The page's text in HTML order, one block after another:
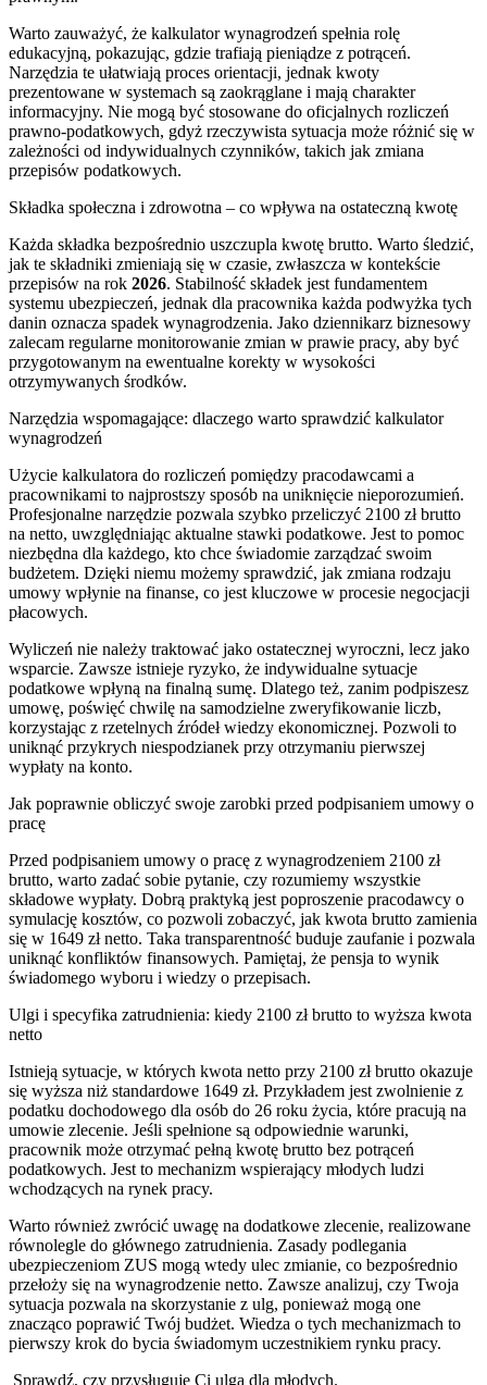
Warto zauważyć, że kalkulator wynagrodzeń spełnia rolę
edukacyjną, pokazując, gdzie trafiają pieniądze z potrąceń.
Narzędzia te ułatwiają proces orientacji, jednak kwoty
prezentowane w systemach są zaokrąglane i mają charakter
informacyjny. Nie mogą być stosowane do oficjalnych rozliczeń
prawno-podatkowych, gdyż rzeczywista sytuacja może różnić się w
zależności od indywidualnych czynników, takich jak zmiana
przepisów podatkowych.
Składka społeczna i zdrowotna – co wpływa na ostateczną kwotę
Każda składka bezpośrednio uszczupla kwotę brutto. Warto śledzić,
jak te składniki zmieniają się w czasie, zwłaszcza w kontekście
przepisów na rok 2026. Stabilność składek jest fundamentem
systemu ubezpieczeń, jednak dla pracownika każda podwyżka tych
danin oznacza spadek wynagrodzenia. Jako dziennikarz biznesowy
zalecam regularne monitorowanie zmian w prawie pracy, aby być
przygotowanym na ewentualne korekty w wysokości
otrzymywanych środków.
Narzędzia wspomagające: dlaczego warto sprawdzić kalkulator
wynagrodzeń
Użycie kalkulatora do rozliczeń pomiędzy pracodawcami a
pracownikami to najprostszy sposób na uniknięcie nieporozumień.
Profesjonalne narzędzie pozwala szybko przeliczyć 2100 zł brutto
na netto, uwzględniając aktualne stawki podatkowe. Jest to pomoc
niezbędna dla każdego, kto chce świadomie zarządzać swoim
budżetem. Dzięki niemu możemy sprawdzić, jak zmiana rodzaju
umowy wpłynie na finanse, co jest kluczowe w procesie negocjacji
płacowych.
Wyliczeń nie należy traktować jako ostatecznej wyroczni, lecz jako
wsparcie. Zawsze istnieje ryzyko, że indywidualne sytuacje
podatkowe wpłyną na finalną sumę. Dlatego też, zanim podpiszesz
umowę, poświęć chwilę na samodzielne zweryfikowanie liczb,
korzystając z rzetelnych źródeł wiedzy ekonomicznej. Pozwoli to
uniknąć przykrych niespodzianek przy otrzymaniu pierwszej
wypłaty na konto.
Jak poprawnie obliczyć swoje zarobki przed podpisaniem umowy o
pracę
Przed podpisaniem umowy o pracę z wynagrodzeniem 2100 zł
brutto, warto zadać sobie pytanie, czy rozumiemy wszystkie
składowe wypłaty. Dobrą praktyką jest poproszenie pracodawcy o
symulację kosztów, co pozwoli zobaczyć, jak kwota brutto zamienia
się w 1649 zł netto. Taka transparentność buduje zaufanie i pozwala
uniknąć konfliktów finansowych. Pamiętaj, że pensja to wynik
świadomego wyboru i wiedzy o przepisach.
Ulgi i specyfika zatrudnienia: kiedy 2100 zł brutto to wyższa kwota
netto
Istnieją sytuacje, w których kwota netto przy 2100 zł brutto okazuje
się wyższa niż standardowe 1649 zł. Przykładem jest zwolnienie z
podatku dochodowego dla osób do 26 roku życia, które pracują na
umowie zlecenie. Jeśli spełnione są odpowiednie warunki,
pracownik może otrzymać pełną kwotę brutto bez potrąceń
podatkowych. Jest to mechanizm wspierający młodych ludzi
wchodzących na rynek pracy.
Warto również zwrócić uwagę na dodatkowe zlecenie, realizowane
równolegle do głównego zatrudnienia. Zasady podlegania
ubezpieczeniom ZUS mogą wtedy ulec zmianie, co bezpośrednio
przełoży się na wynagrodzenie netto. Zawsze analizuj, czy Twoja
sytuacja pozwala na skorzystanie z ulg, ponieważ mogą one
znacząco poprawić Twój budżet. Wiedza o tych mechanizmach to
pierwszy krok do bycia świadomym uczestnikiem rynku pracy.
Sprawdź, czy przysługuje Ci ulga dla młodych.